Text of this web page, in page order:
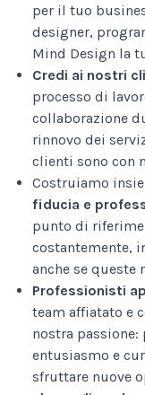
per il tuo
designer,
Mind Design la
Credi ai nostri
processo di
collaborazione
rinnovo dei
clienti sono con
Costruiamo
fiducia e
punto di
costantemente,
anche se queste
Professionisti
team affiatato e
nostra
entusiasmo e
sfruttare nuove